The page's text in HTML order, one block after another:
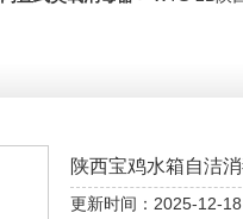
陕西宝鸡水箱自洁
更新时间：2025-12-18